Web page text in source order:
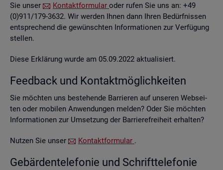
Sie unser
Kon­takt­for­mu­lar oder rufen Sie uns an: +49
(0)911/179-3632. Wir wer­den Ihnen dann Ihren Be­dürf­nis­sen
ent­spre­chend die ge­wünsch­ten In­for­ma­tio­nen zur Ver­fü­gung
stel­len.
Diese Er­klä­rung wurde am 05.09.2022 ak­tua­li­siert.
Feed­back und Kon­takt­mög­lich­kei­ten
Sie möch­ten uns be­stehen­de Bar­rie­ren auf un­se­ren Web­sei­
ten oder mo­bi­len An­wen­dun­gen mel­den? Oder Sie möch­ten
In­for­ma­tio­nen zur Um­set­zung der Bar­rie­re­frei­heit er­hal­ten?
Nut­zen Sie unser Kon­takt­for­mu­lar .
Ge­bär­den­te­le­fo­nie und Schrift­te­le­fo­nie